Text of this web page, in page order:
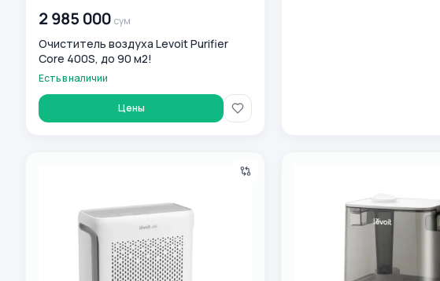
2 985 000 сум
Очиститель воздуха Levoit Purifier
Core 400S, до 90 м2!
Есть в наличии
Цены